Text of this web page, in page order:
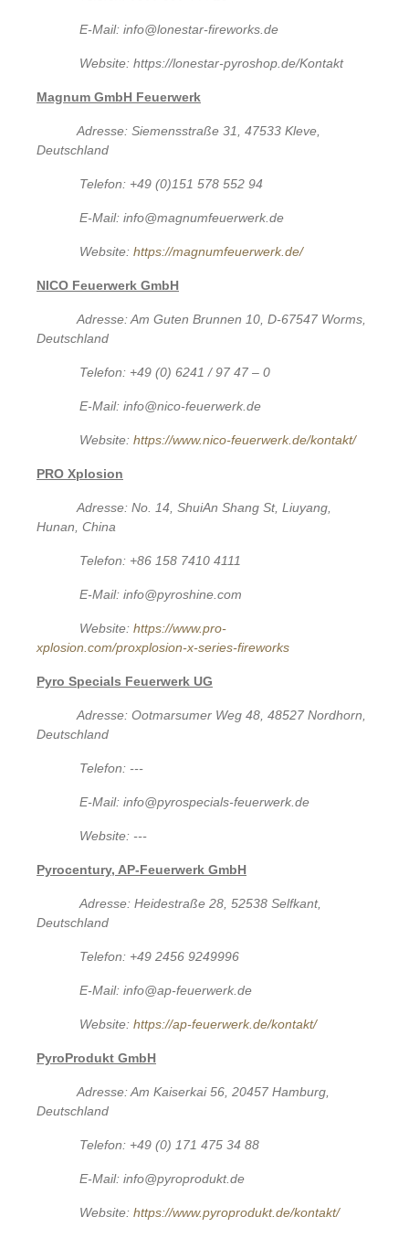
E-Mail: info@lonestar-fireworks.de
Website: https://lonestar-pyroshop.de/Kontakt
Magnum GmbH Feuerwerk
Adresse: Siemensstraße 31, 47533 Kleve,
Deutschland
Telefon: +49 (0)151 578 552 94
E-Mail: info@magnumfeuerwerk.de
Website:https://magnumfeuerwerk.de/
NICO Feuerwerk GmbH
Adresse: Am Guten Brunnen 10, D-67547 Worms,
Deutschland
Telefon: +49 (0) 6241 / 97 47 – 0
E-Mail: info@nico-feuerwerk.de
Website:https://www.nico-feuerwerk.de/kontakt/
PRO Xplosion
Adresse: No. 14, ShuiAn Shang St, Liuyang,
Hunan, China
Telefon: +86 158 7410 4111
E-Mail: info@pyroshine.com
Website:https://www.pro-
xplosion.com/proxplosion-x-series-fireworks
Pyro Specials Feuerwerk UG
Adresse: Ootmarsumer Weg 48, 48527 Nordhorn,
Deutschland
Telefon: ---
E-Mail: info@pyrospecials-feuerwerk.de
Website: ---
Pyrocentury, AP-Feuerwerk GmbH
Adresse: Heidestraße 28, 52538 Selfkant,
Deutschland
Telefon: +49 2456 9249996
E-Mail: info@ap-feuerwerk.de
Website:https://ap-feuerwerk.de/kontakt/
PyroProdukt GmbH
Adresse: Am Kaiserkai 56, 20457 Hamburg,
Deutschland
Telefon: +49 (0) 171 475 34 88
E-Mail: info@pyroprodukt.de
Website:https://www.pyroprodukt.de/kontakt/